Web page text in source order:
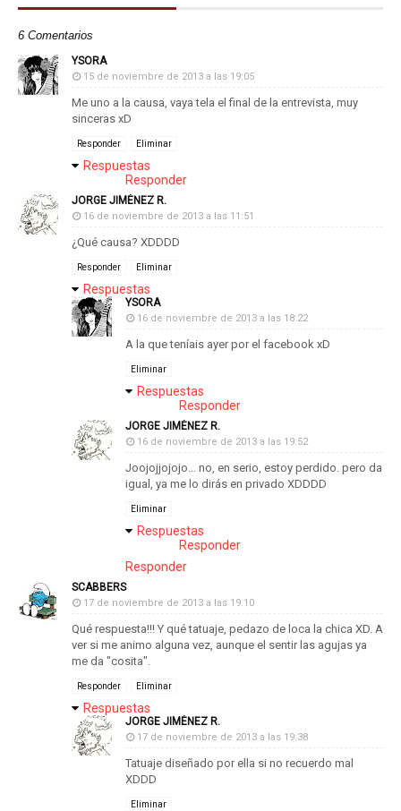
6 Comentarios
YSORA
15 de noviembre de 2013 a las 19:05
Me uno a la causa, vaya tela el final de la entrevista, muy
sinceras xD
Responder Eliminar
Respuestas
Responder
JORGE JIMÉNEZ R.
16 de noviembre de 2013 a las 11:51
¿Qué causa? XDDDD
Responder Eliminar
Respuestas
YSORA
16 de noviembre de 2013 a las 18:22
A la que teníais ayer por el facebook xD
Eliminar
Respuestas
Responder
JORGE JIMÉNEZ R.
16 de noviembre de 2013 a las 19:52
Joojojjojojo... no, en serio, estoy perdido. pero da
igual, ya me lo dirás en privado XDDDD
Eliminar
Respuestas
Responder
Responder
SCABBERS
17 de noviembre de 2013 a las 19:10
Qué respuesta!!! Y qué tatuaje, pedazo de loca la chica XD. A
ver si me animo alguna vez, aunque el sentir las agujas ya
me da "cosita".
Responder Eliminar
Respuestas
JORGE JIMÉNEZ R.
17 de noviembre de 2013 a las 19:38
Tatuaje diseñado por ella si no recuerdo mal
XDDD
Eliminar